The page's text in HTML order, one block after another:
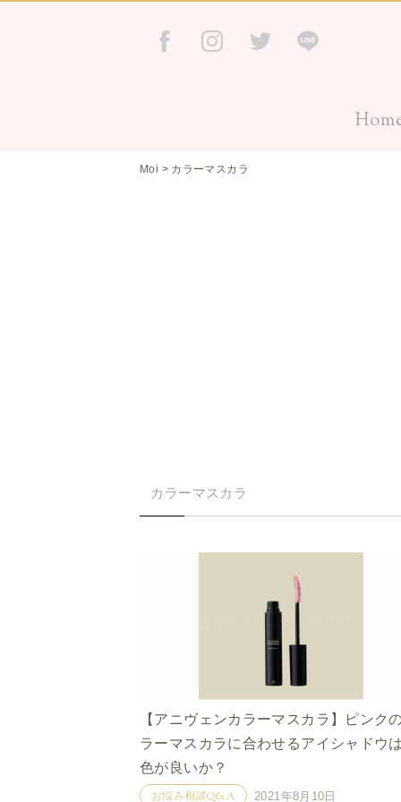
Moi > カラーマスカラ
カラーマスカラ
【アニヴェンカラーマスカラ】ピンク
ラーマスカラに合わせるアイシャドウ
色が良いか？
お悩み相談Q&A
2021年8月10日